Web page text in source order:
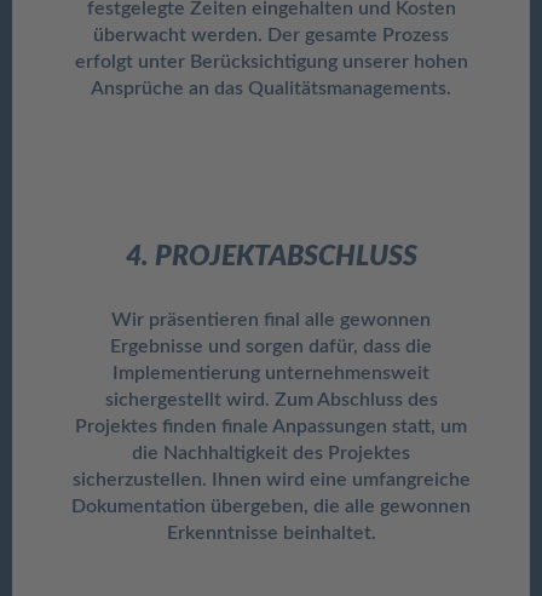
festgelegte Zeiten eingehalten und Kosten
überwacht werden. Der gesamte Prozess
erfolgt unter Berücksichtigung unserer hohen
Ansprüche an das Qualitätsmanagements.
4. PROJEKTABSCHLUSS
Wir präsentieren final alle gewonnen
Ergebnisse und sorgen dafür, dass die
Implementierung unternehmensweit
sichergestellt wird. Zum Abschluss des
Projektes finden finale Anpassungen statt, um
die Nachhaltigkeit des Projektes
sicherzustellen. Ihnen wird eine umfangreiche
Dokumentation übergeben, die alle gewonnen
Erkenntnisse beinhaltet.